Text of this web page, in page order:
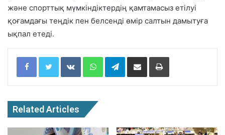
және спорттық мүмкіндіктердің қамтамасыз етілуі
қоғамдағы теңдік пен белсенді өмір салтын дамытуға
ықпал етеді.
Facebook Twitter VKontakte WhatsApp Telegram
Related Articles